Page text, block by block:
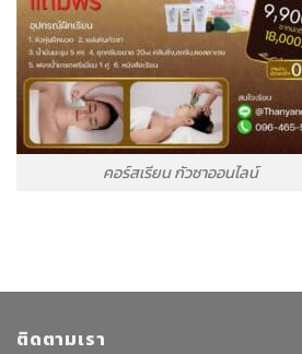
คอร์สเรียน กัวซาออนไลน์
ติดตามเรา